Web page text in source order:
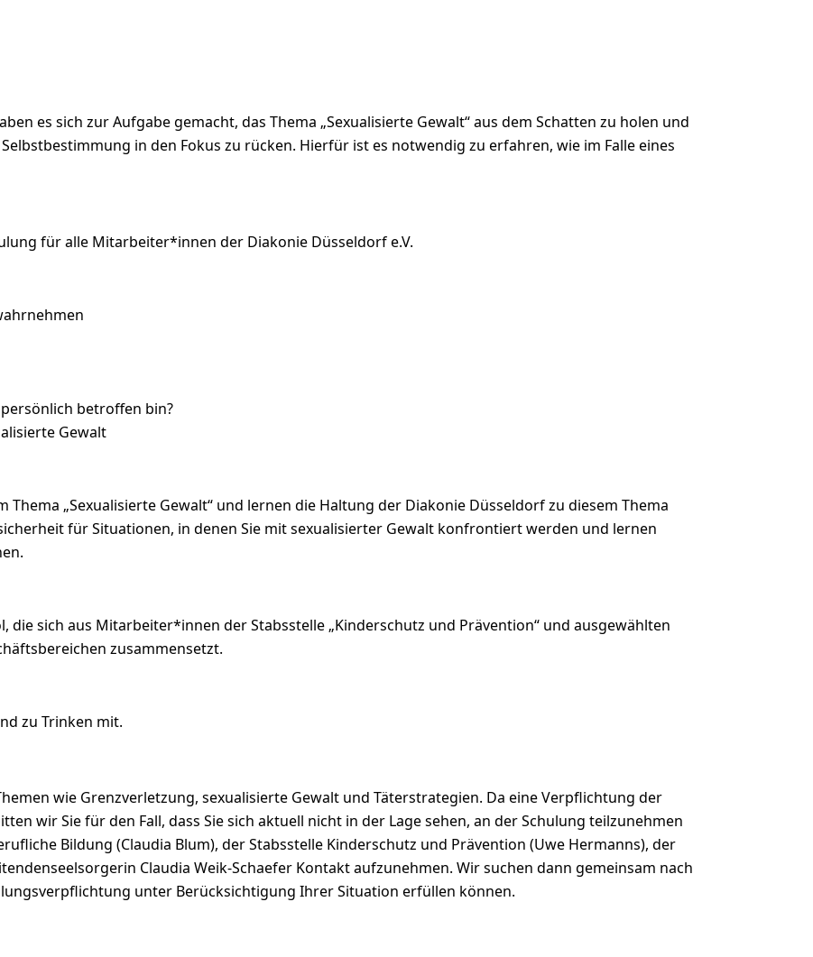
es sich zur Aufgabe gemacht, das Thema „Sexualisierte Gewalt“ aus dem Schatten zu holen und
in den Fokus zu rücken. Hierfür ist es notwendig zu erfahren, wie im Falle eines
für alle Mitarbeiter*innen der Diakonie Düsseldorf e.V.
betroffen bin?
Gewalt
„Sexualisierte Gewalt“ und lernen die Haltung der Diakonie Düsseldorf zu diesem Thema
für Situationen, in denen Sie mit sexualisierter Gewalt konfrontiert werden und lernen
die sich aus Mitarbeiter*innen der Stabsstelle „Kinderschutz und Prävention“ und ausgewählten
zusammensetzt.
zu Trinken mit.
wie Grenzverletzung, sexualisierte Gewalt und Täterstrategien. Da eine Verpflichtung der
wir Sie für den Fall, dass Sie sich aktuell nicht in der Lage sehen, an der Schulung teilzunehmen
Bildung (Claudia Blum), der Stabsstelle Kinderschutz und Prävention (Uwe Hermanns), der
Claudia Weik-Schaefer Kontakt aufzunehmen. Wir suchen dann gemeinsam nach
unter Berücksichtigung Ihrer Situation erfüllen können.